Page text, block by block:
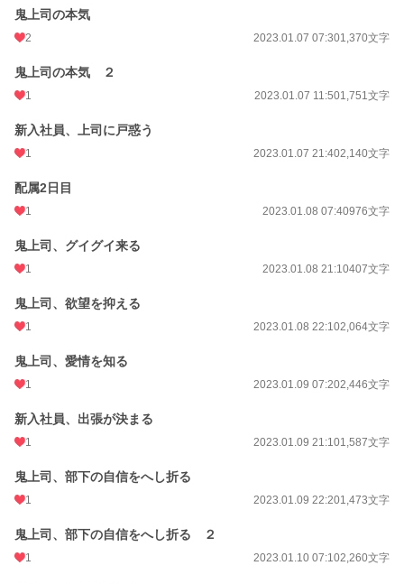
初回完結日時 2023.04.02 21:41
週間ポイント
月間ポイント 70 pt (73,336 位)
年間ポイント
累計ポイント 55,535 pt (42,225 位)
鬼上司の本気
2 2023.01.07 07:301,370文字
鬼上司の本気 ２
1 2023.01.07 11:501,751文字
新入社員、上司に戸惑う
1 2023.01.07 21:402,140文字
配属2日目
1 2023.01.08 07:40976文字
鬼上司、グイグイ来る
1 2023.01.08 21:10407文字
鬼上司、欲望を抑える
1 2023.01.08 22:102,064文字
鬼上司、愛情を知る
1 2023.01.09 07:202,446文字
新入社員、出張が決まる
1 2023.01.09 21:101,587文字
鬼上司、部下の自信をへし折る
1 2023.01.09 22:201,473文字
鬼上司、部下の自信をへし折る ２
1 2023.01.10 07:102,260文字